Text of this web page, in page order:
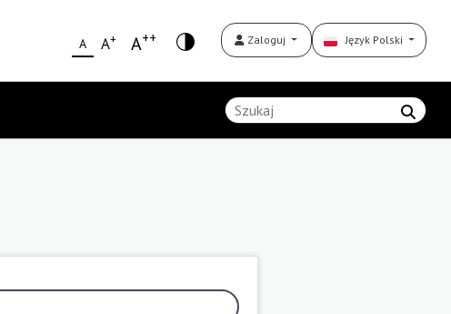
A A+ A++ Zaloguj Język Polski